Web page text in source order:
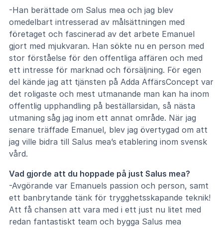
-Han berättade om Salus mea och jag blev
omedelbart intresserad av målsättningen med
företaget och fascinerad av det arbete Emanuel
gjort med mjukvaran. Han sökte nu en person med
stor förståelse för den offentliga affären och med
ett intresse för marknad och försäljning. För egen
del kände jag att tjänsten på Adda AffärsConcept var
det roligaste och mest utmanande man kan ha inom
offentlig upphandling på beställarsidan, så nästa
utmaning såg jag inom ett annat område. När jag
senare träffade Emanuel, blev jag övertygad om att
jag ville bidra till Salus mea’s etablering inom svensk
vård.
Vad gjorde att du hoppade på just Salus mea?
-Avgörande var Emanuels passion och person, samt
ett banbrytande tänk för trygghetsskapande teknik!
Att få chansen att vara med i ett just nu litet med
redan fantastiskt team och bygga Salus mea